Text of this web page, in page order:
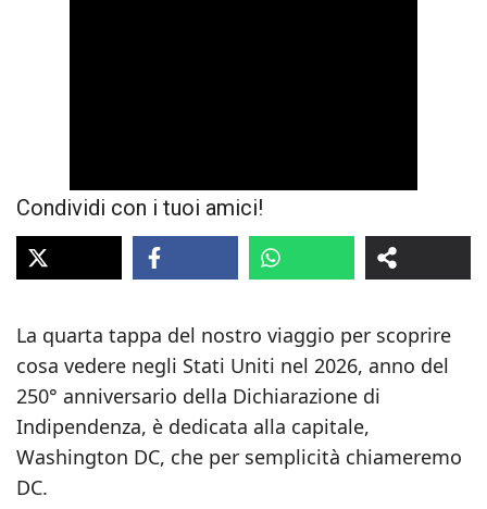
Condividi con i tuoi amici!
La quarta tappa del nostro viaggio per scoprire
cosa vedere negli Stati Uniti nel 2026, anno del
250° anniversario della Dichiarazione di
Indipendenza, è dedicata alla capitale,
Washington DC, che per semplicità chiameremo
DC.